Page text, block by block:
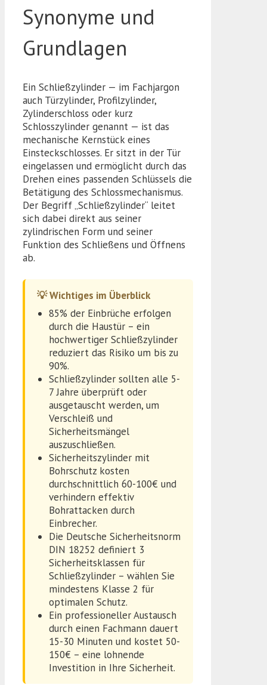
Synonyme und
Grundlagen
Ein Schließzylinder — im Fachjargon
auch Türzylinder, Profilzylinder,
Zylinderschloss oder kurz
Schlosszylinder genannt — ist das
mechanische Kernstück eines
Einsteckschlosses. Er sitzt in der Tür
eingelassen und ermöglicht durch das
Drehen eines passenden Schlüssels die
Betätigung des Schlossmechanismus.
Der Begriff „Schließzylinder“ leitet
sich dabei direkt aus seiner
zylindrischen Form und seiner
Funktion des Schließens und Öffnens
ab.
💡 Wichtiges im Überblick
85% der Einbrüche erfolgen
durch die Haustür – ein
hochwertiger Schließzylinder
reduziert das Risiko um bis zu
90%.
Schließzylinder sollten alle 5-
7 Jahre überprüft oder
ausgetauscht werden, um
Verschleiß und
Sicherheitsmängel
auszuschließen.
Sicherheitszylinder mit
Bohrschutz kosten
durchschnittlich 60-100€ und
verhindern effektiv
Bohrattacken durch
Einbrecher.
Die Deutsche Sicherheitsnorm
DIN 18252 definiert 3
Sicherheitsklassen für
Schließzylinder – wählen Sie
mindestens Klasse 2 für
optimalen Schutz.
Ein professioneller Austausch
durch einen Fachmann dauert
15-30 Minuten und kostet 50-
150€ – eine lohnende
Investition in Ihre Sicherheit.